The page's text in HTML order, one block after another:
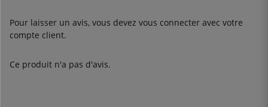
Pour laisser un avis, vous devez vous connecter avec votre
compte client.
Ce produit n'a pas d'avis.